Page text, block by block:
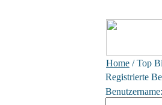
Home / Top
Registrierte
Benutzername: